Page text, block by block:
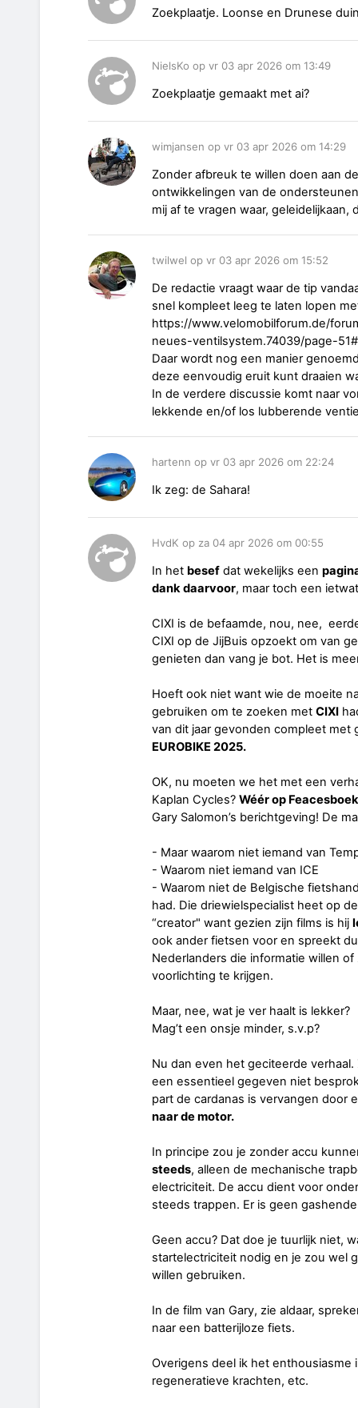
Zoekplaatje. Loonse en Drunese
NielsKo op vr 03 apr 2026 om 13:49
Zoekplaatje gemaakt met ai?
wimjansen op vr 03 apr 2026 om 14:29
Zonder afbreuk te willen doen aan
ontwikkelingen van de
mij af te vragen waar, geleidelijkaan,
twilwel op vr 03 apr 2026 om 15:52
De redactie vraagt waar de tip
snel kompleet leeg te laten lopen
https://www.velomobilforum.de/
neues-ventilsystem.74039/page-
Daar wordt nog een manier
deze eenvoudig eruit kunt draaien
In de verdere discussie komt naar
lekkende en/of los lubberende
hartenn op vr 03 apr 2026 om 22:24
Ik zeg: de Sahara!
HvdK op za 04 apr 2026 om 00:55
In het besef dat wekelijks een
dank daarvoor, maar toch een
CIXI is de befaamde, nou, nee,
CIXI op de JijBuis opzoekt om van
genieten dan vang je bot. Het is
Hoeft ook niet want wie de moeite
gebruiken om te zoeken met CIXI
van dit jaar gevonden compleet met
EUROBIKE 2025.
OK, nu moeten we het met een
Kaplan Cycles? Wéér op Feacesboek
Gary Salomon’s berichtgeving! De
- Maar waarom niet iemand van
- Waarom niet iemand van ICE
- Waarom niet de Belgische
had. Die driewielspecialist heet op
“creator" want gezien zijn films is hij
ook ander fietsen voor en spreekt
Nederlanders die informatie willen
voorlichting te krijgen.
Maar, nee, wat je ver haalt is lekker?
Mag’t een onsje minder, s.v.p?
Nu dan even het geciteerde
een essentieel gegeven niet
part de cardanas is vervangen door
naar de motor.
In principe zou je zonder accu
steeds, alleen de mechanische
electriciteit. De accu dient voor
steeds trappen. Er is geen
Geen accu? Dat doe je tuurlijk niet,
startelectriciteit nodig en je zou wel
willen gebruiken.
In de film van Gary, zie aldaar,
naar een batterijloze fiets.
Overigens deel ik het
regeneratieve krachten, etc.